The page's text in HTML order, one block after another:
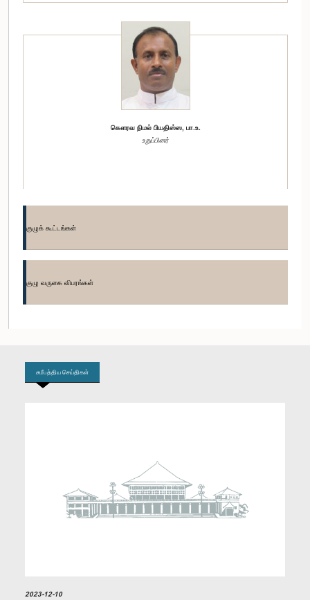
கௌரவ நிமல் பியதிஸ்ஸ, பா.உ.
உறுப்பினர்
கௌரவ வீரசுமன வீரசிங்ஹ, பா.உ.
உறுப்பினர்
குழுக் கூட்டங்கள்
குழு வருகை விபரங்கள்
சமீபத்திய செய்திகள்
2023-12-10